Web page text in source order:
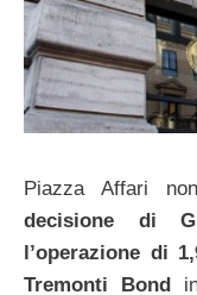
Piazza Affari
decisione di
l’operazione di
Tremonti Bond